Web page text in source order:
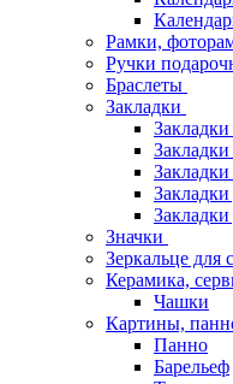
Рамки,
Ручки
Браслеты
Закладки
Значки
Зеркальце для
Керамика,
Чашки
Картины,
Панно
Барельеф